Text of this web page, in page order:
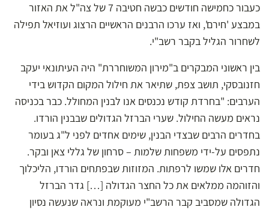
כעבור כחמישה חודשים כבשה חטיבה 7 של צה"ל את האזור
במבצע 'חירם', ואז ערכו הרבנים הראשיים הרצוג ועוזיאל תפילה
לשחרור הגליל בקבר רשב"י.
בין ראשוני המבקרים ב"מירון המשוחררת" היה העיתונאי יעקב
חזנובסקי, תושב צפת, שתיאר את חילול המקום הקדוש בידי
הערבים: "בחרדת קודש נכנסים אנו לבנין המחולל. כבר בכניסה
נראים מעשה החילול. שערי הברזל הגדולים שבבנין הורדו.
בחדרים הרבים שבצדי הבנין, שימים אחדים לפני ל"ג בעומר
נתפסים על-ידי משפחות שלמות – סרחון של גללי צאן ובקר.
חדרים אלו שמשו לרפתות. המזוזות שבפתחים הורדו, הליכלוך
והזוהמה ממלאים את כל החצר הגדולה […] גדר הברזל
הגדולה שמסביב קבר הרשב"י מעוקמת ונראה שנעשה נסיון